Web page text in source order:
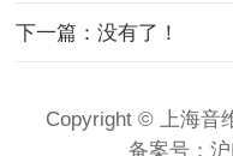
下一篇：没有了！
Copyright © 上海音
备案号：